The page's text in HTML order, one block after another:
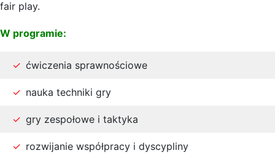
fair play.
W programie:
ćwiczenia sprawnościowe
nauka techniki gry
gry zespołowe i taktyka
rozwijanie współpracy i dyscypliny